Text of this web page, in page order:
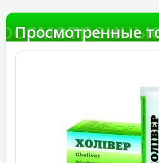
Просмотренные